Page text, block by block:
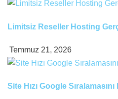
Limitsiz Reseller Hosting
Temmuz 21, 2026
Site Hızı Google